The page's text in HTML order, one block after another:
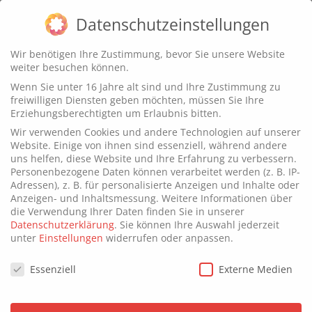
GREEN TECH
Datenschutzeinstellungen
Wir benötigen Ihre Zustimmung, bevor Sie unsere Website
weiter besuchen können.
Wenn Sie unter 16 Jahre alt sind und Ihre Zustimmung zu
freiwilligen Diensten geben möchten, müssen Sie Ihre
Erziehungsberechtigten um Erlaubnis bitten.
Wir verwenden Cookies und andere Technologien auf unserer
Website. Einige von ihnen sind essenziell, während andere
uns helfen, diese Website und Ihre Erfahrung zu verbessern.
Personenbezogene Daten können verarbeitet werden (z. B. IP-
Adressen), z. B. für personalisierte Anzeigen und Inhalte oder
Anzeigen- und Inhaltsmessung. Weitere Informationen über
die Verwendung Ihrer Daten finden Sie in unserer
Datenschutzerklärung. Sie können Ihre Auswahl jederzeit
unter Einstellungen widerrufen oder anpassen.
Essenziell
Externe Medien